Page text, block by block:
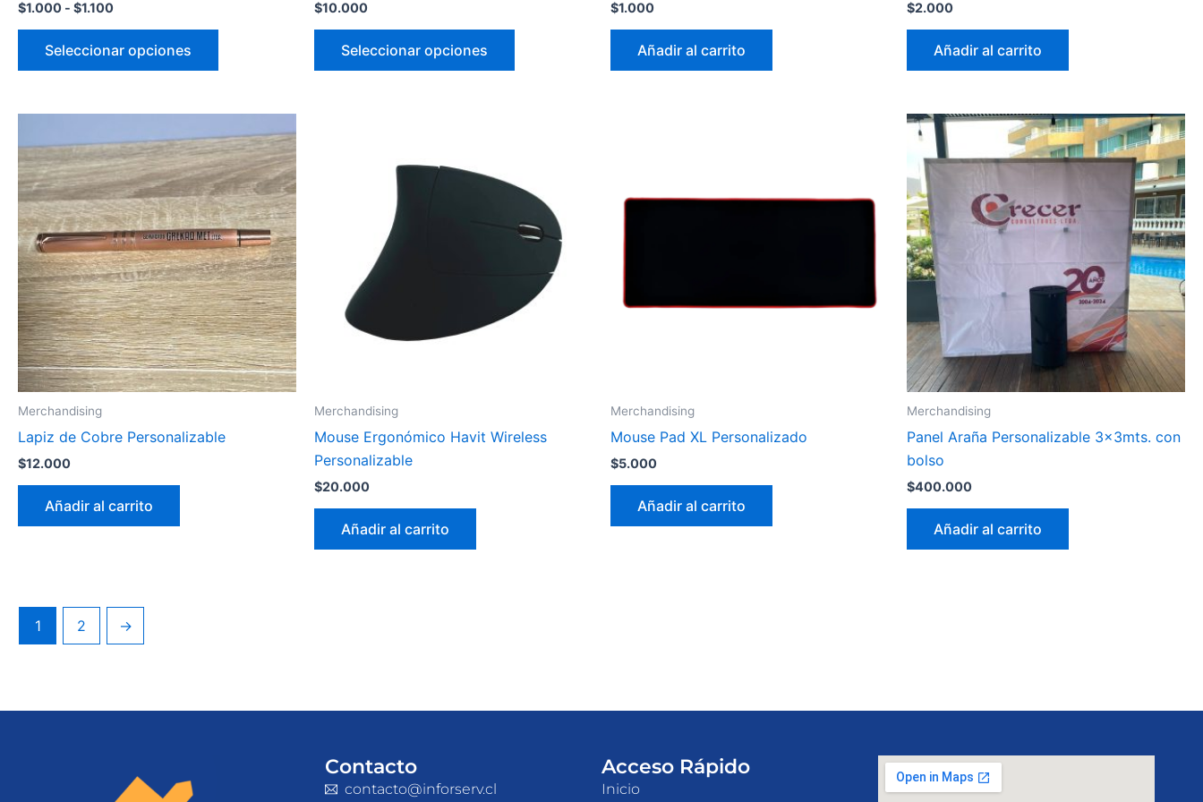
$1.000 - $1.100
Seleccionar opciones
$10.000
Seleccionar opciones
$1.000
Añadir al carrito
$2.000
Añadir al carrito
Merchandising
Lapiz de Cobre Personalizable
$12.000
Añadir al carrito
Merchandising
Mouse Ergonómico Havit Wireless
Personalizable
$20.000
Añadir al carrito
Merchandising
Mouse Pad XL Personalizado
$5.000
Añadir al carrito
Merchandising
Panel Araña Personalizable 3x3mts. con
bolso
$400.000
Añadir al carrito
1 2 →
Contacto
contacto@inforserv.cl
Acceso Rápido
Inicio